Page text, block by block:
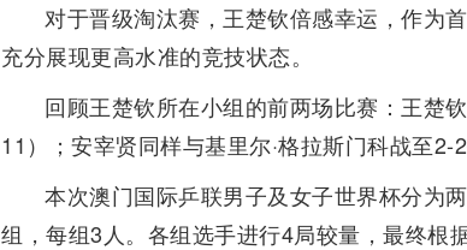
对于晋级淘汰赛，王楚钦倍感幸运，作为
充分展现更高水准的竞技状态。
回顾王楚钦所在小组的前两场比赛：王楚
11）；安宰贤同样与基里尔·格拉斯门科战至2-
本次澳门国际乒联男子及女子世界杯分为
组，每组3人。各组选手进行4局较量，最终根